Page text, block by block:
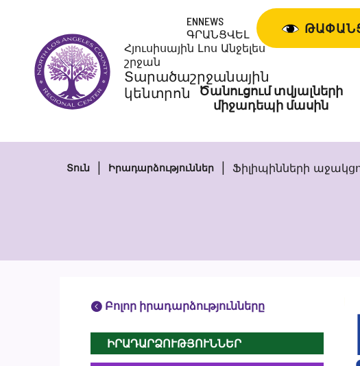
Հյուսիսային Լոս Անջելես
շրջան
Տարածաշրջանային
կենտրոն
ENNEWS
ԳՐԱՆՑՎԵԼ
Ծանուցում տվյալների
միջադեպի մասին
Տուն Իրադարձություններ Ֆիլիպինների
Բոլոր իրադարձությունները
ԻՐԱԴԱՐՁՈՒԹՅՈՒՆՆԵՐ